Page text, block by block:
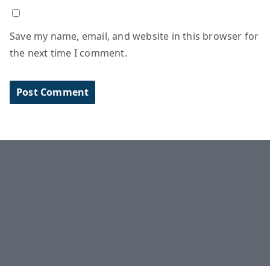
Save my name, email, and website in this browser for
the next time I comment.